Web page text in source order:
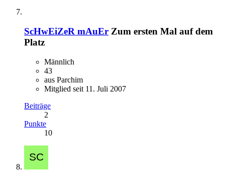
ScHwEiZeR mAuEr Zum ersten Mal auf dem
Platz
Männlich
43
aus Parchim
Mitglied seit 11. Juli 2007
Beiträge
2
Punkte
10